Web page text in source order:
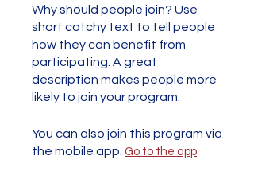
Why should people join? Use
short catchy text to tell people
how they can benefit from
participating. A great
description makes people more
likely to join your program.
You can also join this program via
the mobile app. Go to the app